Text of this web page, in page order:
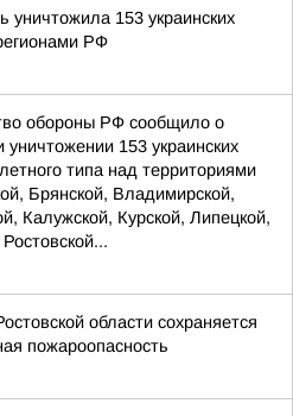
уничтожила 153 украинских
РФ
обороны РФ сообщило о
уничтожении 153 украинских
типа над территориями
Брянской, Владимирской,
Калужской, Курской, Липецкой,
области сохраняется
пожароопасность